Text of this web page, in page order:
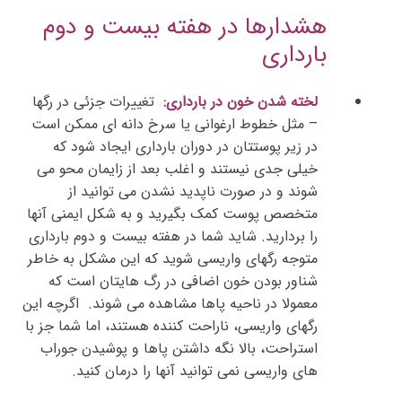
هشدارها در هفته بیست و دوم
بارداری
لخته شدن خون در بارداری: تغییرات جزئی در رگها
– مثل خطوط ارغوانی یا سرخ دانه ای ممکن است
در زیر پوستتان در دوران بارداری ایجاد شود که
خیلی جدی نیستند و اغلب بعد از زایمان محو می
شوند و در صورت ناپدید نشدن می توانید از
متخصص پوست کمک بگیرید و به شکل ایمنی آنها
را بردارید. شاید شما در هفته بیست و دوم بارداری
متوجه رگهای واریسی شوید که این مشکل به خاطر
شناور بودن خون اضافی در رگ هایتان است که
معمولا در ناحیه پاها مشاهده می شوند. اگرچه این
رگهای واریسی، ناراحت کننده هستند، اما شما جز با
استراحت، بالا نگه داشتن پاها و پوشیدن جوراب
های واریسی نمی توانید آنها را درمان کنید.